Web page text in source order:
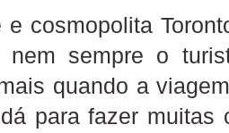
e cosmopolita
nem sempre o
quando a
para fazer